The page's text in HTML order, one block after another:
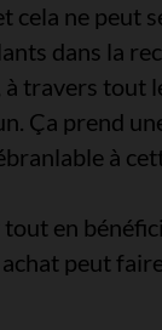
cela ne peut
dans la
travers tout
Ça prend
à
tout en
peut